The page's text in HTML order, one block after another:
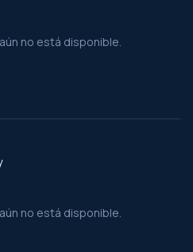
no está disponible.
no está disponible.